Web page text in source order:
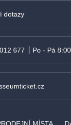
dotazy
677 Po - Pá